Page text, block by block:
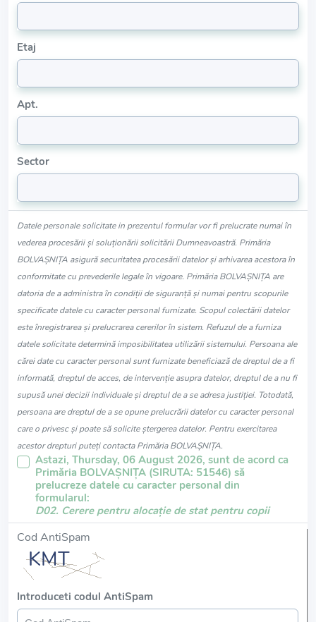
Etaj
Apt.
Sector
Datele personale solicitate in prezentul formular vor fi prelucrate numai în
vederea procesării și soluționării solicitării Dumneavoastră. Primăria
BOLVAŞNIŢA asigură securitatea procesării datelor și arhivarea acestora în
conformitate cu prevederile legale în vigoare. Primăria BOLVAŞNIŢA are
datoria de a administra în condiții de siguranță și numai pentru scopurile
specificate datele cu caracter personal furnizate. Scopul colectării datelor
este înregistrarea și prelucrarea cererilor în sistem. Refuzul de a furniza
datele solicitate determină imposibilitatea utilizării sistemului. Persoana ale
cărei date cu caracter personal sunt furnizate beneficiază de dreptul de a fi
informată, dreptul de acces, de intervenție asupra datelor, dreptul de a nu fi
supusă unei decizii individuale și dreptul de a se adresa justiției. Totodată,
persoana are dreptul de a se opune prelucrării datelor cu caracter personal
care o privesc și poate să solicite ștergerea datelor. Pentru exercitarea
acestor drepturi puteți contacta Primăria BOLVAŞNIŢA.
Astazi, Thursday, 06 August 2026, sunt de acord ca
Primăria BOLVAŞNIŢA (SIRUTA: 51546) să
prelucreze datele cu caracter personal din
formularul:
D02. Cerere pentru alocație de stat pentru copii
Cod AntiSpam
Introduceti codul AntiSpam